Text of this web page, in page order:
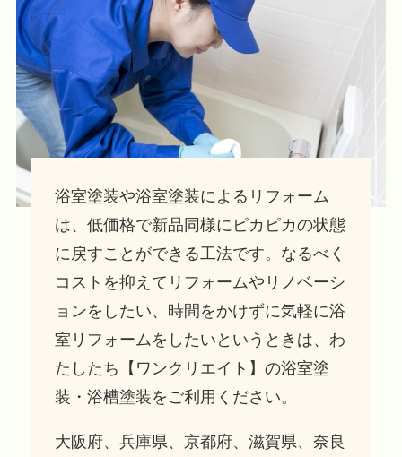
浴室塗装や浴室塗装によるリフォーム
は、低価格で新品同様にピカピカの状態
に戻すことができる工法です。なるべく
コストを抑えてリフォームやリノベーシ
ョンをしたい、時間をかけずに気軽に浴
室リフォームをしたいというときは、わ
たしたち【ワンクリエイト】の浴室塗
装・浴槽塗装をご利用ください。
大阪府、兵庫県、京都府、滋賀県、奈良